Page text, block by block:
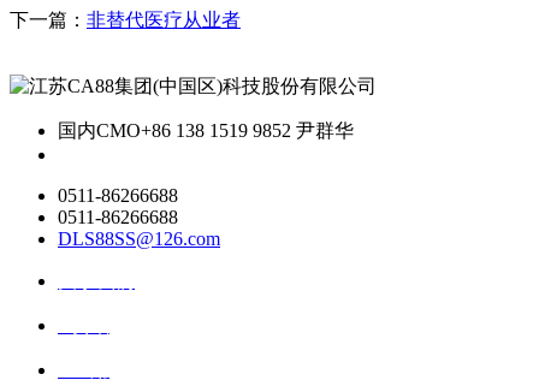
下一篇： 非替代医疗从业者
国内CMO+86 138 1519 9852 尹群华
0511-86266688
0511-86266688
DLS88SS@126.com